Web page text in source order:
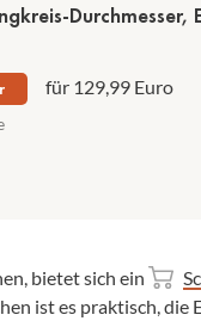
Durchmesser,
für 129,99 Euro
bietet sich ein
ist es praktisch, die